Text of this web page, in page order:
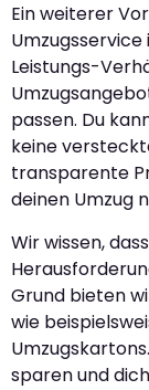
Ein weiterer
Leistungs-
passen. Du
keine
transparente
deinen Umzug
Wir wissen,
Grund bieten
wie
sparen und